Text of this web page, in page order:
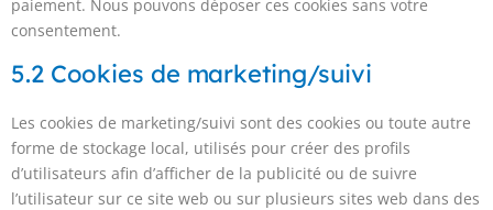
paiement. Nous pouvons déposer ces cookies sans votre
consentement.
5.2 Cookies de marketing/suivi
Les cookies de marketing/suivi sont des cookies ou toute autre
forme de stockage local, utilisés pour créer des profils
d’utilisateurs afin d’afficher de la publicité ou de suivre
l’utilisateur sur ce site web ou sur plusieurs sites web dans des